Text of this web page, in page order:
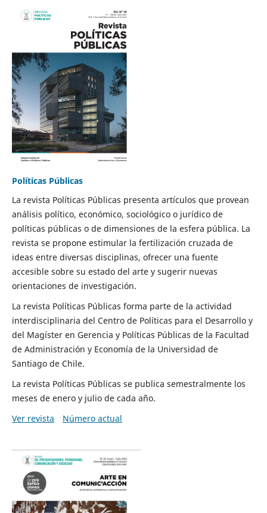
Políticas Públicas
La revista Políticas Públicas presenta artículos que provean
análisis político, económico, sociológico o jurídico de
políticas públicas o de dimensiones de la esfera pública. La
revista se propone estimular la fertilización cruzada de
ideas entre diversas disciplinas, ofrecer una fuente
accesible sobre su estado del arte y sugerir nuevas
orientaciones de investigación.
La revista Políticas Públicas forma parte de la actividad
interdisciplinaria del Centro de Políticas para el Desarrollo y
del Magíster en Gerencia y Políticas Públicas de la Facultad
de Administración y Economía de la Universidad de
Santiago de Chile.
La revista Políticas Públicas se publica semestralmente los
meses de enero y julio de cada año.
Ver revista
Número actual